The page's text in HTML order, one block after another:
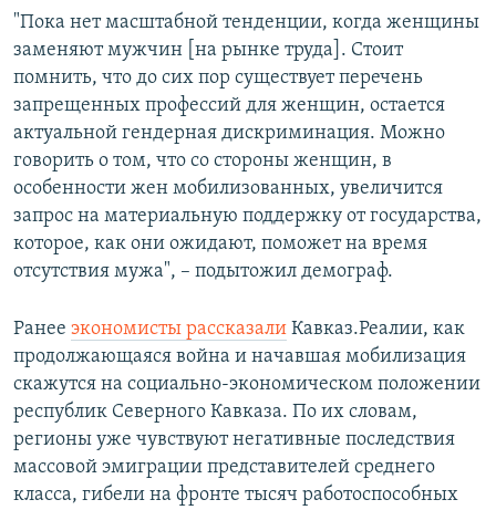
"Пока нет масштабной тенденции, когда женщины
заменяют мужчин [на рынке труда]. Стоит
помнить, что до сих пор существует перечень
запрещенных профессий для женщин, остается
актуальной гендерная дискриминация. Можно
говорить о том, что со стороны женщин, в
особенности жен мобилизованных, увеличится
запрос на материальную поддержку от государства,
которое, как они ожидают, поможет на время
отсутствия мужа", – подытожил демограф.
Ранее экономисты рассказали Кавказ.Реалии, как
продолжающаяся война и начавшая мобилизация
скажутся на социально-экономическом положении
республик Северного Кавказа. По их словам,
регионы уже чувствуют негативные последствия
массовой эмиграции представителей среднего
класса, гибели на фронте тысяч работоспособных